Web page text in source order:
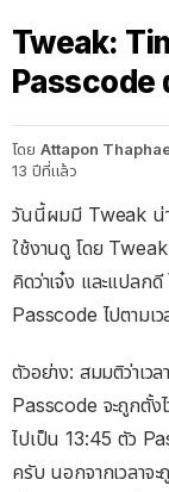
Tweak:
Passcode
โดย Attapon
13 ปีที่แล้ว
วันนี้ผมมี Tweak น่า
ใช้งานดู โดย
คิดว่าเจ๋ง และแปลก
Passcode ไปตามเ
ตัวอย่าง: สมมติว่าเ
Passcode จะถูกตั้ง
ไปเป็น 13:45 ตัว
ครับ นอกจากเวลาจ